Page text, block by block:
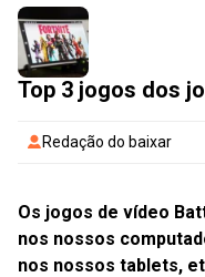
Top 3 jogos dos
Redação do baixar
Os jogos de vídeo
nos nossos
nos nossos tablets,